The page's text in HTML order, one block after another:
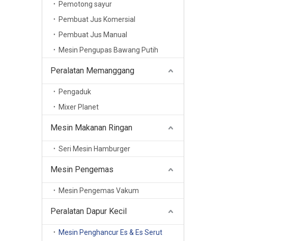
Pemotong sayur
Pembuat Jus Komersial
Pembuat Jus Manual
Mesin Pengupas Bawang Putih
Peralatan Memanggang
Pengaduk
Mixer Planet
Mesin Makanan Ringan
Seri Mesin Hamburger
Mesin Pengemas
Mesin Pengemas Vakum
Peralatan Dapur Kecil
Mesin Penghancur Es & Es Serut